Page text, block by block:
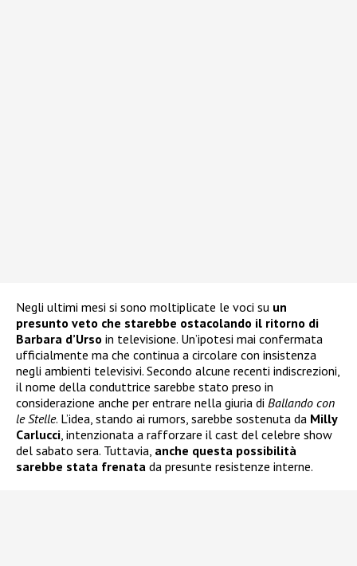
Negli ultimi mesi si sono moltiplicate le voci su un
presunto veto che starebbe ostacolando il ritorno di
Barbara d’Urso in televisione. Un’ipotesi mai confermata
ufficialmente ma che continua a circolare con insistenza
negli ambienti televisivi. Secondo alcune recenti indiscrezioni,
il nome della conduttrice sarebbe stato preso in
considerazione anche per entrare nella giuria di Ballando con
le Stelle. L’idea, stando ai rumors, sarebbe sostenuta da Milly
Carlucci , intenzionata a rafforzare il cast del celebre show
del sabato sera. Tuttavia, anche questa possibilità
sarebbe stata frenata da presunte resistenze interne.